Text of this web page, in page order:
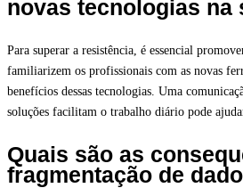
novas tecnologias na
Para superar a resistência, é essencial
familiarizem os profissionais com as novas
benefícios dessas tecnologias. Uma
soluções facilitam o trabalho diário pode
Quais são as
fragmentação de